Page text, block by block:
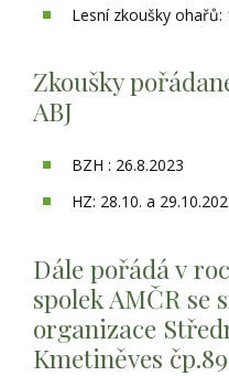
Lesní zkoušky ohařů:
Zkoušky
ABJ
BZH : 26.8.2023
HZ: 28.10. a
Dále pořádá v
spolek AMČR se
organizace
Kmetiněves čp.89